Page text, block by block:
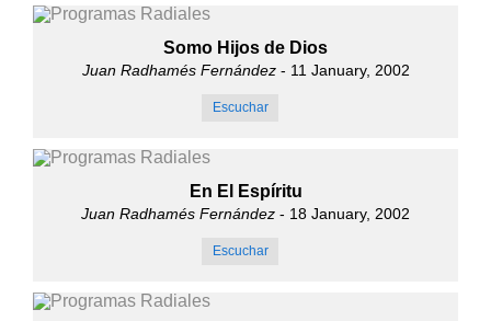
Somo Hijos de Dios
Juan Radhamés Fernández- 11 January, 2002
Escuchar
En El Espíritu
Juan Radhamés Fernández - 18 January, 2002
Escuchar